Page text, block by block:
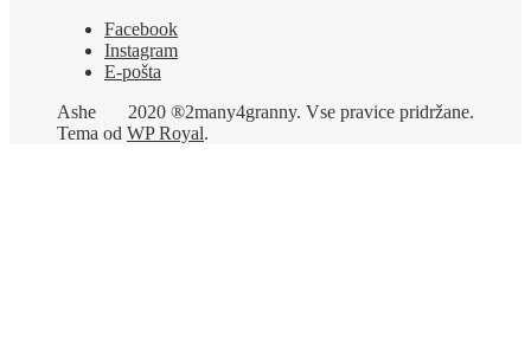
Facebook
Instagram
E-pošta
2020 ®2many4granny. Vse pravice pridržane.
Ashe
Tema od WP Royal.